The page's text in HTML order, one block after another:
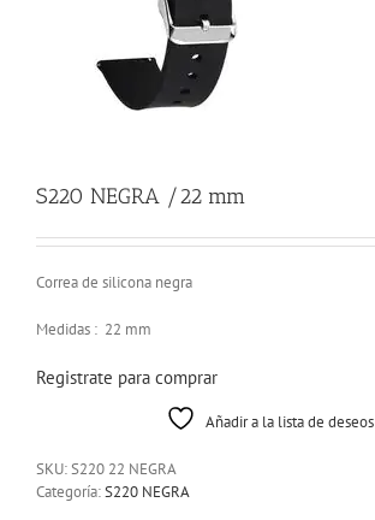
S220 NEGRA /22 mm
Correa de silicona negra
Medidas : 22 mm
Registrate para comprar
Añadir a la lista de deseos
SKU:S220 22 NEGRA
Categoría:S220 NEGRA